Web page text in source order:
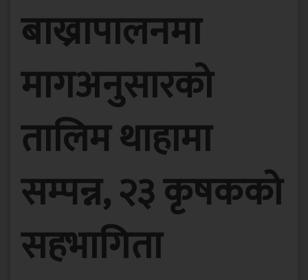
बाख्रापालनमा
मागअनुसारको
तालिम थाहामा
सम्पन्न, २३ कृषकको
सहभागिता